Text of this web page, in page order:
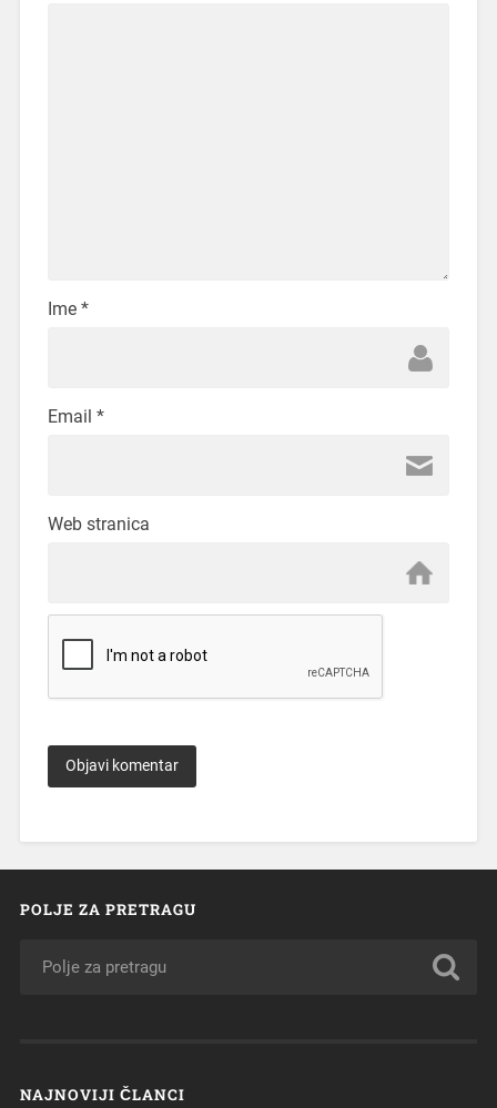
Ime *
Email *
Web stranica
POLJE ZA PRETRAGU
NAJNOVIJI ČLANCI